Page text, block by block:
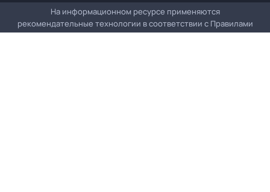
На информационном ресурсе применяются
рекомендательные технологии в соответствии с Правилами